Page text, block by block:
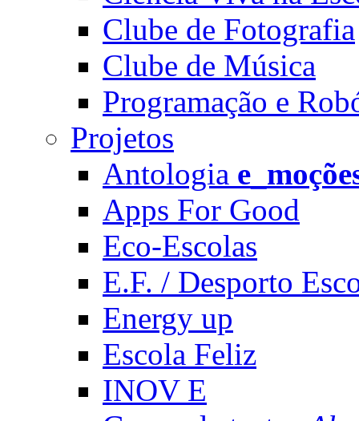
Clube de Fotografia
Clube de Música
Programação e
Projetos
Antologia
Apps For Good
Eco-Escolas
E.F. / Desporto
Energy up
Escola Feliz
INOV E